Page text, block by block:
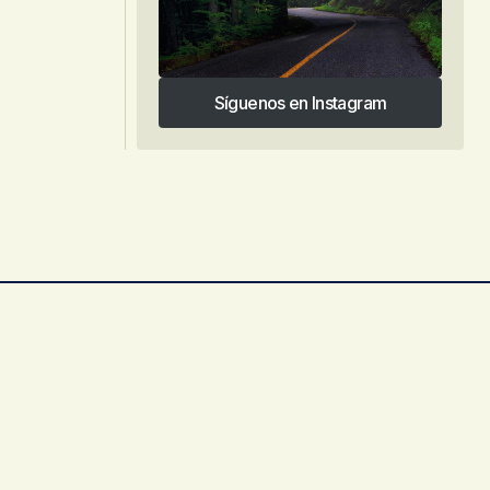
Síguenos en Instagram
Síguenos en Instagram